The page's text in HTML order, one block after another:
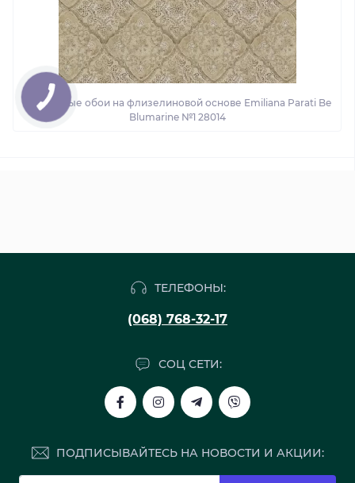
Виниловые обои на флизелиновой основе Emiliana Parati Be
Blumarine №1 28014
ТЕЛЕФОНЫ:
(068) 768-32-17
СОЦ СЕТИ:
ПОДПИСЫВАЙТЕСЬ НА НОВОСТИ И АКЦИИ: